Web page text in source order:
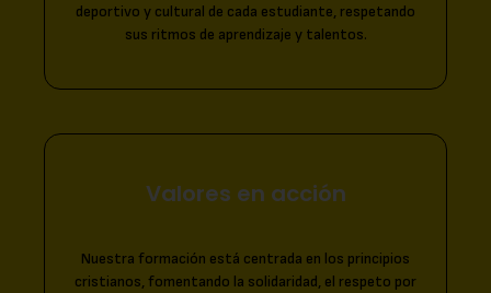
deportivo y cultural de cada estudiante, respetando
sus ritmos de aprendizaje y talentos.
Valores en acción
Nuestra formación está centrada en los principios
cristianos, fomentando la solidaridad, el respeto por